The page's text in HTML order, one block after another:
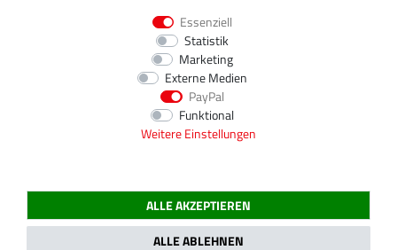
2020 Magnos Turbosystems GmbH | Alle Preise inklusive gesetzlicher MwSt.
Essenziell
Statistik
Marketing
Externe Medien
PayPal
Funktional
Weitere Einstellungen
ALLE AKZEPTIEREN
ALLE ABLEHNEN